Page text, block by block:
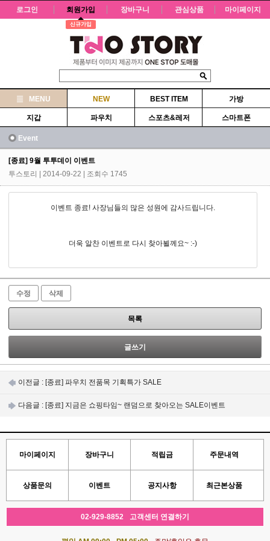
로그인 회원가입
신규가입
장바구니 관심상품 마이페이지
MENU NEW BEST ITEM 가방
지갑 파우치 스포츠&레저 스마트폰
Event
[종료] 9월 투투데이 이벤트
투스토리
| 2014-09-22 | 조회수 1745
이벤트 종료! 사장님들의 많은 성원에 감사드립니다.
더욱 알찬 이벤트로 다시 찾아뵐께요~ :-)
수정 삭제
목록
글쓰기
이전글 : [종료] 파우치 전품목 기획특가 SALE
다음글 : [종료] 지금은 쇼핑타임~ 랜덤으로 찾아오는 SALE이벤트
마이페이지 장바구니 적립금 주문내역
상품문의 이벤트 공지사항 최근본상품
02-929-8852 고객센터 연결하기